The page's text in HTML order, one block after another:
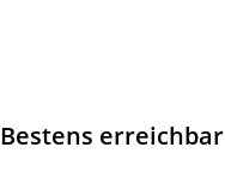
Bestens erreichbar